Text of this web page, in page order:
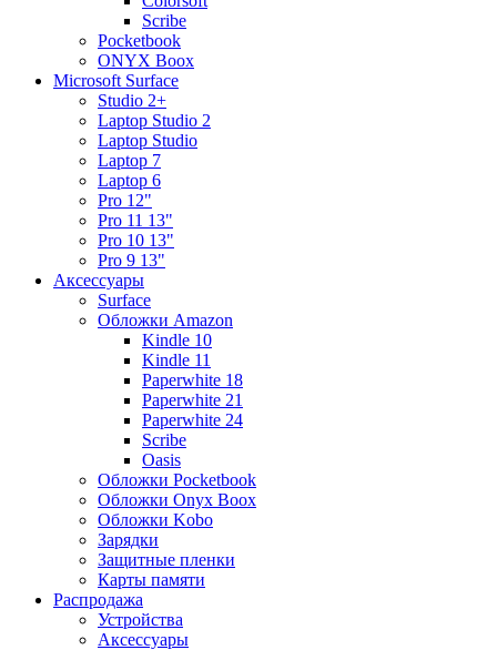
Scribe
Pocketbook
ONYX Boox
Microsoft Surface
Studio 2+
Laptop Studio 2
Laptop Studio
Laptop 7
Laptop 6
Pro 12"
Pro 11 13"
Pro 10 13"
Pro 9 13"
Аксессуары
Surface
Обложки Amazon
Kindle 10
Kindle 11
Paperwhite 18
Paperwhite 21
Paperwhite 24
Scribe
Oasis
Обложки Pocketbook
Обложки Onyx Boox
Обложки Kobo
Зарядки
Защитные пленки
Карты памяти
Распродажа
Устройства
Аксессуары